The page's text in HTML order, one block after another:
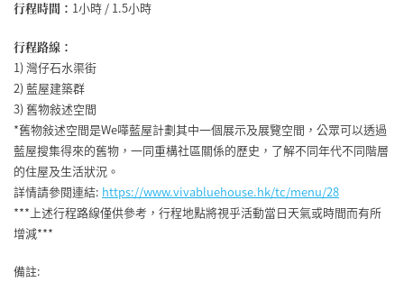
行程時間： 1小時 / 1.5小時
行程路線：
1) 灣仔石水渠街
2) 藍屋建築群
3) 舊物敍述空間
*舊物敍述空間是We嘩藍屋計劃其中一個展示及展覽空間，公眾可以透過
藍屋搜集得來的舊物，一同重構社區關係的歷史，了解不同年代不同階層
的住屋及生活狀況。
詳情請參閱連結: https://www.vivabluehouse.hk/tc/menu/28
***上述行程路線僅供參考，行程地點將視乎活動當日天氣或時間而有所
增減***
備註: